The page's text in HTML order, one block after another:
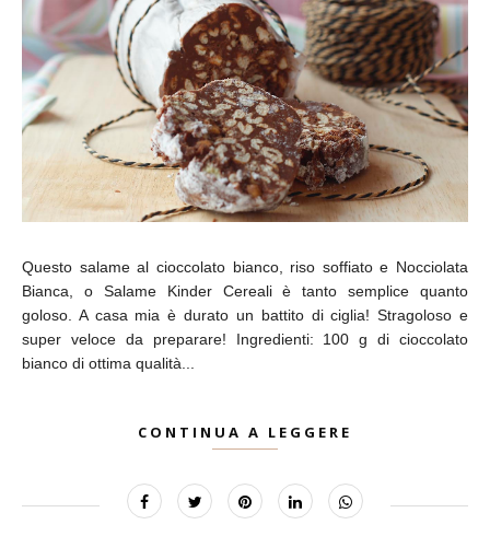
Questo salame al cioccolato bianco, riso soffiato e Nocciolata
Bianca, o Salame Kinder Cereali è tanto semplice quanto
goloso. A casa mia è durato un battito di ciglia! Stragoloso e
super veloce da preparare! Ingredienti: 100 g di cioccolato
bianco di ottima qualità...
CONTINUA A LEGGERE